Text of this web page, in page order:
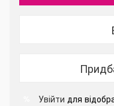
Увійти для